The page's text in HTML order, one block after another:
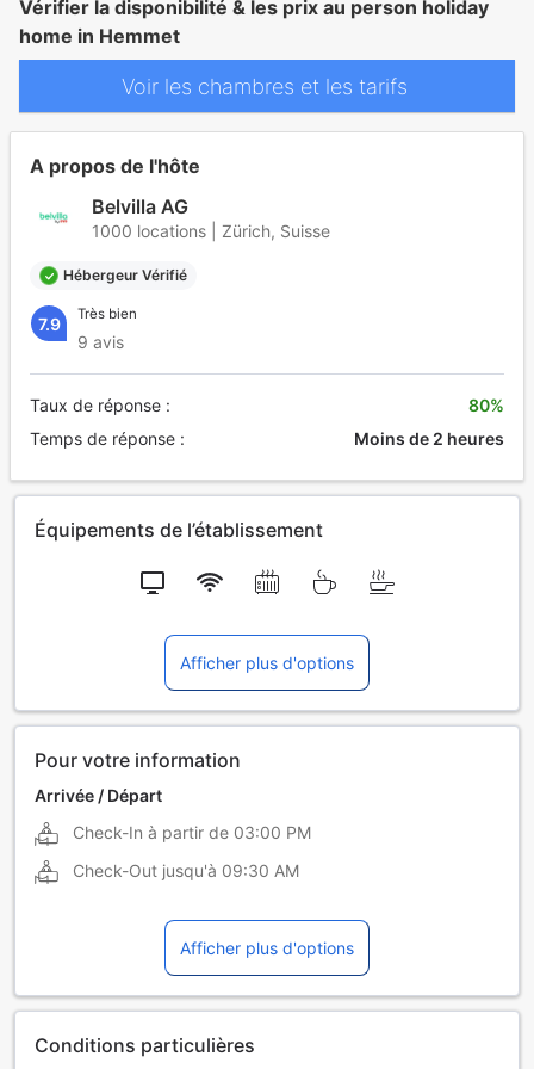
Vérifier la disponibilité & les prix au person holiday
home in Hemmet
Voir les chambres et les tarifs
A propos de l'hôte
Belvilla AG
1000 locations | Zürich, Suisse
Hébergeur Vérifié
7.9 Très bien
9 avis
Taux de réponse :
Temps de réponse :
80%
Moins de 2 heures
Équipements de l’établissement
Afficher plus d'options
Pour votre information
Arrivée / Départ
Check-In à partir de 03:00 PM
Check-Out jusqu'à 09:30 AM
Afficher plus d'options
Conditions particulières